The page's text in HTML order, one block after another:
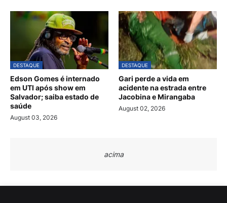
DESTAQUE
Edson Gomes é internado
em UTI após show em
Salvador; saiba estado de
saúde
August 03, 2026
DESTAQUE
Gari perde a vida em
acidente na estrada entre
Jacobina e Mirangaba
August 02, 2026
acima